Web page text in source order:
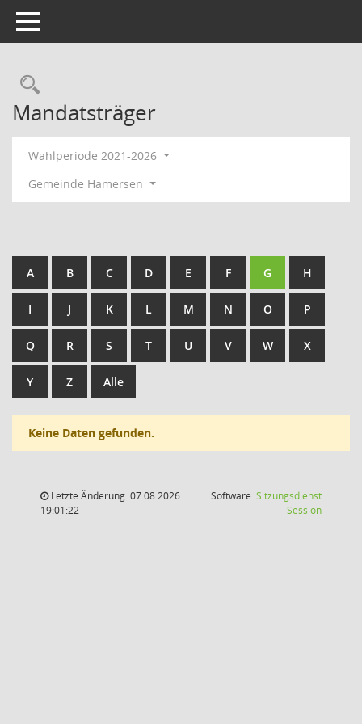
Toggle navigation
Rechercheauswahl
Mandatsträger
Wahlperiode 2021-2026
Gemeinde Hamersen
A B C D E F G H
I J K L M N O P
Q R S T U V W X
Y Z Alle
Keine Daten gefunden.
Letzte Änderung: 07.08.2026
19:01:22
Software:Sitzungsdienst
Session(Wird in